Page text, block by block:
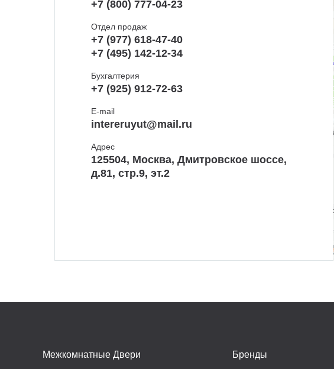
+7 (800) 777-04-23
Отдел продаж
+7 (977) 618-47-40
+7 (495) 142-12-34
Бухгалтерия
+7 (925) 912-72-63
E-mail
intereruyut@mail.ru
Адрес
125504, Москва, Дмитровское шоссе,
д.81, стр.9, эт.2
Межкомнатные Двери
Бренды